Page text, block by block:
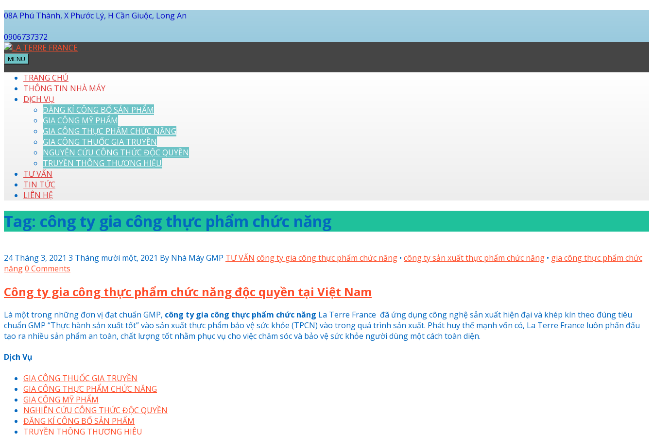
08A Phú Thành, X Phước Lý, H Cần Giuộc, Long An
0906737372
MENU
TRANG CHỦ
THÔNG TIN NHÀ MÁY
DỊCH VỤ
ĐĂNG KÍ CÔNG BỐ SẢN PHẨM
GIA CÔNG MỸ PHẨM
GIA CÔNG THỰC PHẨM CHỨC NĂNG
GIA CÔNG THUỐC GIA TRUYỀN
NGUYÊN CỨU CÔNG THỨC ĐỘC QUYỀN
TRUYỀN THÔNG THƯƠNG HIỆU
TƯ VẤN
TIN TỨC
LIÊN HỆ
Tag: công ty gia công thực phẩm chức năng
24 Tháng 3, 2021 3 Tháng mười một, 2021 By Nhà Máy GMP TƯ VẤN công ty gia công thực phẩm chức năng • công ty sản xuất thực phẩm chức năng • gia công thực phẩm chức
năng0 Comments
Công ty gia công thực phẩm chức năng độc quyền tại Việt Nam
Là một trong những đơn vị đạt chuẩn GMP, công ty gia công thực phẩm chức năng La Terre France đã ứng dụng công nghệ sản xuất hiện đại và khép kín theo đúng tiêu
chuẩn GMP “Thực hành sản xuất tốt” vào sản xuất thực phẩm bảo vệ sức khỏe (TPCN) vào trong quá trình sản xuất. Phát huy thế mạnh vốn có, La Terre France luôn phấn đấu
tạo ra nhiều sản phẩm an toàn, chất lượng tốt nhằm phục vụ cho việc chăm sóc và bảo vệ sức khỏe người dùng một cách toàn diện.
Dịch Vụ
GIA CÔNG THUỐC GIA TRUYỀN
GIA CÔNG THỰC PHẨM CHỨC NĂNG
GIA CÔNG MỸ PHẨM
NGHIÊN CỨU CÔNG THỨC ĐỘC QUYỀN
ĐĂNG KÍ CÔNG BỐ SẢN PHẨM
TRUYỀN THÔNG THƯƠNG HIỆU